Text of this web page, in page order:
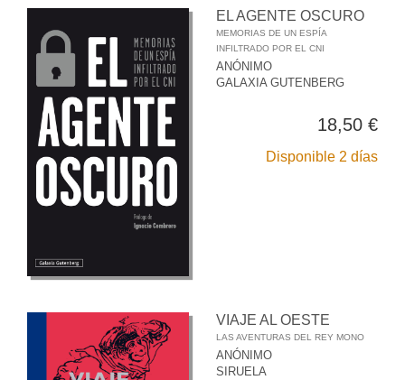
EL AGENTE OSCURO
MEMORIAS DE UN ESPÍA
INFILTRADO POR EL CNI
ANÓNIMO
GALAXIA GUTENBERG
18,50 €
Disponible 2 días
VIAJE AL OESTE
LAS AVENTURAS DEL REY MONO
ANÓNIMO
SIRUELA